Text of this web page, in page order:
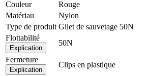
Couleur
Rouge
Matériau
Nylon
Type de produit Gilet de sauvetage 50N
Flottabilité
Explication
50N
Fermeture
Explication
Clips en plastique